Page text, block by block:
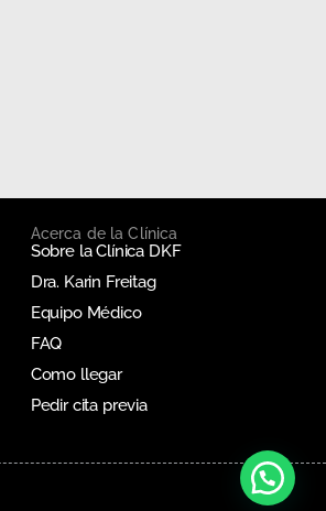
Acerca de la Clínica
Sobre la Clínica DKF
Dra. Karin Freitag
Equipo Médico
FAQ
Como llegar
Pedir cita previa